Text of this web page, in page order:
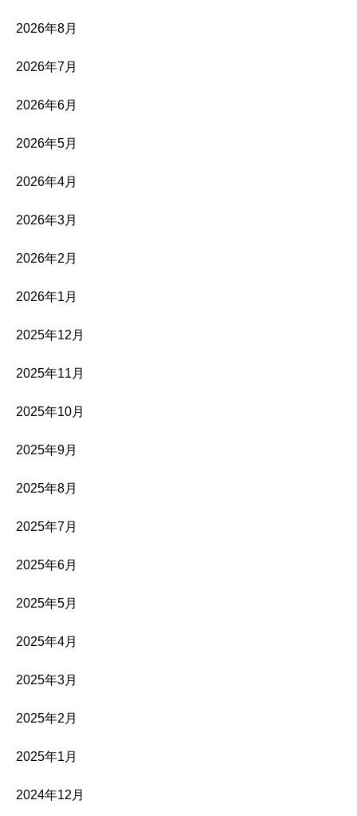
2026年8月
2026年7月
2026年6月
2026年5月
2026年4月
2026年3月
2026年2月
2026年1月
2025年12月
2025年11月
2025年10月
2025年9月
2025年8月
2025年7月
2025年6月
2025年5月
2025年4月
2025年3月
2025年2月
2025年1月
2024年12月